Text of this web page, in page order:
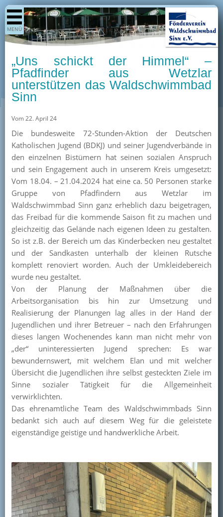
MENÜ
Shop
Aktuelles
Termine
Berichte
Bilder
/ Preise
Kurse
Unterstützer
Team
Pressearchiv
Mitglied werden
„Uns schickt der Himmel“ –
Pfadfinder aus Wetzlar
unterstützen das Waldschwimmbad
Sinn
Vom 22. April 24
Die bundesweite 72-Stunden-Aktion der Deutschen
Katholischen Jugend (BDKJ) und seiner Jugendverbände in
den einzelnen Bistümern hat seinen sozialen Anspruch
und sein Engagement auch in unserem Kreis umgesetzt:
Vom 18.04. – 21.04.2024 hat eine ca. 50 Personen starke
Gruppe von Pfadfindern aus Wetzlar im
Waldschwimmbad Sinn ganz erheblich dazu beigetragen,
das Freibad für die kommende Saison fit zu machen und
gleichzeitig das Gelände nach eigenen Ideen zu gestalten.
So ist z.B. der Bereich um das Kinderbecken neu gestaltet
und der Sandkasten unterhalb der kleinen Rutsche
komplett renoviert worden. Auch der Umkleidebereich
wurde neu gestaltet.
Von der Planung der Maßnahmen über die
Arbeitsorganisation bis hin zur Umsetzung und
Realisierung der Planungen lag alles in der Hand der
Jugendlichen und ihrer Betreuer – nach den Erfahrungen
dieses langen Wochenendes kann man nicht mehr von
„der“ uninteressierten Jugend sprechen: Es war
bewundernswert, mit welchem Elan und mit welcher
Übersicht die Jugendlichen ihre selbst gesteckten Ziele im
Sinne sozialer Tätigkeit für die Allgemeinheit
verwirklichten.
Das ehrenamtliche Team des Waldschwimmbads Sinn
bedankt sich auch auf diesem Weg für die geleistete
eigenständige geistige und handwerkliche Arbeit.